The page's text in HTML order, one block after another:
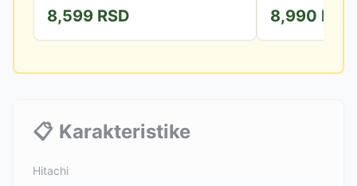
2.200W Broj obrtaja: 6500/min...
8,599 RSD 8,990 RSD
📋 Karakteristike
Hitachi